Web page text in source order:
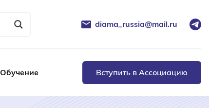
diama_russia@mail.ru
Обучение Вступить в Ассоциацию